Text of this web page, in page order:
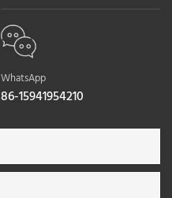
WhatsApp
86-15941954210